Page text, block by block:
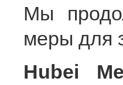
Мы
меры для
Hubei